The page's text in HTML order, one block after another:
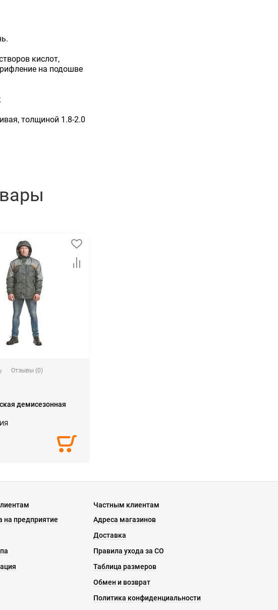
кислот,
на подошве
толщиной 1.8-2.0
Отзывы (0)
демисезонная
предприятие
Частным клиентам
Адреса магазинов
Доставка
Правила ухода за СО
Таблица размеров
Обмен и возврат
Политика конфиденциальности